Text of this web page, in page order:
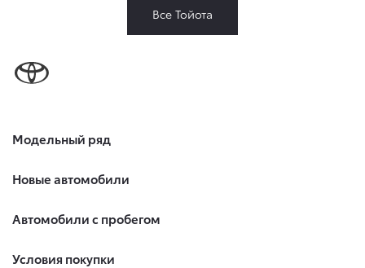
Все Тойота
Модельный ряд
Новые автомобили
Автомобили с пробегом
Условия покупки